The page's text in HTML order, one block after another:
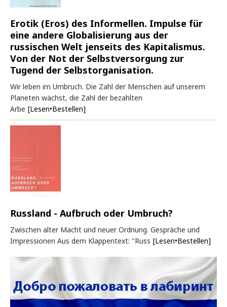
Erotik (Eros) des Informellen. Impulse für
eine andere Globalisierung aus der
russischen Welt jenseits des Kapitalismus.
Von der Not der Selbstversorgung zur
Tugend der Selbstorganisation.
Wir leben im Umbruch. Die Zahl der Menschen auf unserem
Planeten wächst, die Zahl der bezahlten
Arbe [Lesen•Bestellen]
Russland - Aufbruch oder Umbruch?
Zwischen alter Macht und neuer Ordnung. Gespräche und
Impressionen Aus dem Klappentext: "Russ [Lesen•Bestellen]